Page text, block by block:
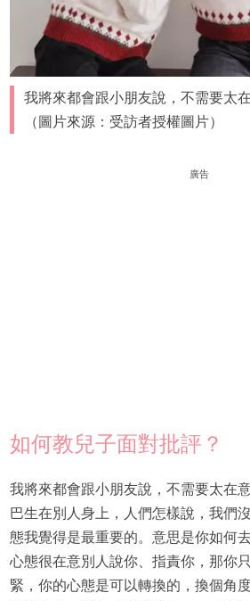
我將來都會跟小朋友說，不需要太
（圖片來源：受訪者授權圖片）
廣告
如何教兒子面對批評？
我將來都會跟小朋友說，不需要太在
巴生在別人身上，人們怎樣說，我們
態我覺得是最重要的。意思是你如何
心態很在意別人說你、指責你，那你
緊，你的心態是可以轉換的，換個角